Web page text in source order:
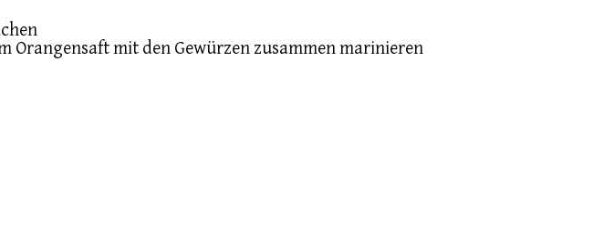
Orangensaft mit den Gewürzen zusammen marinieren